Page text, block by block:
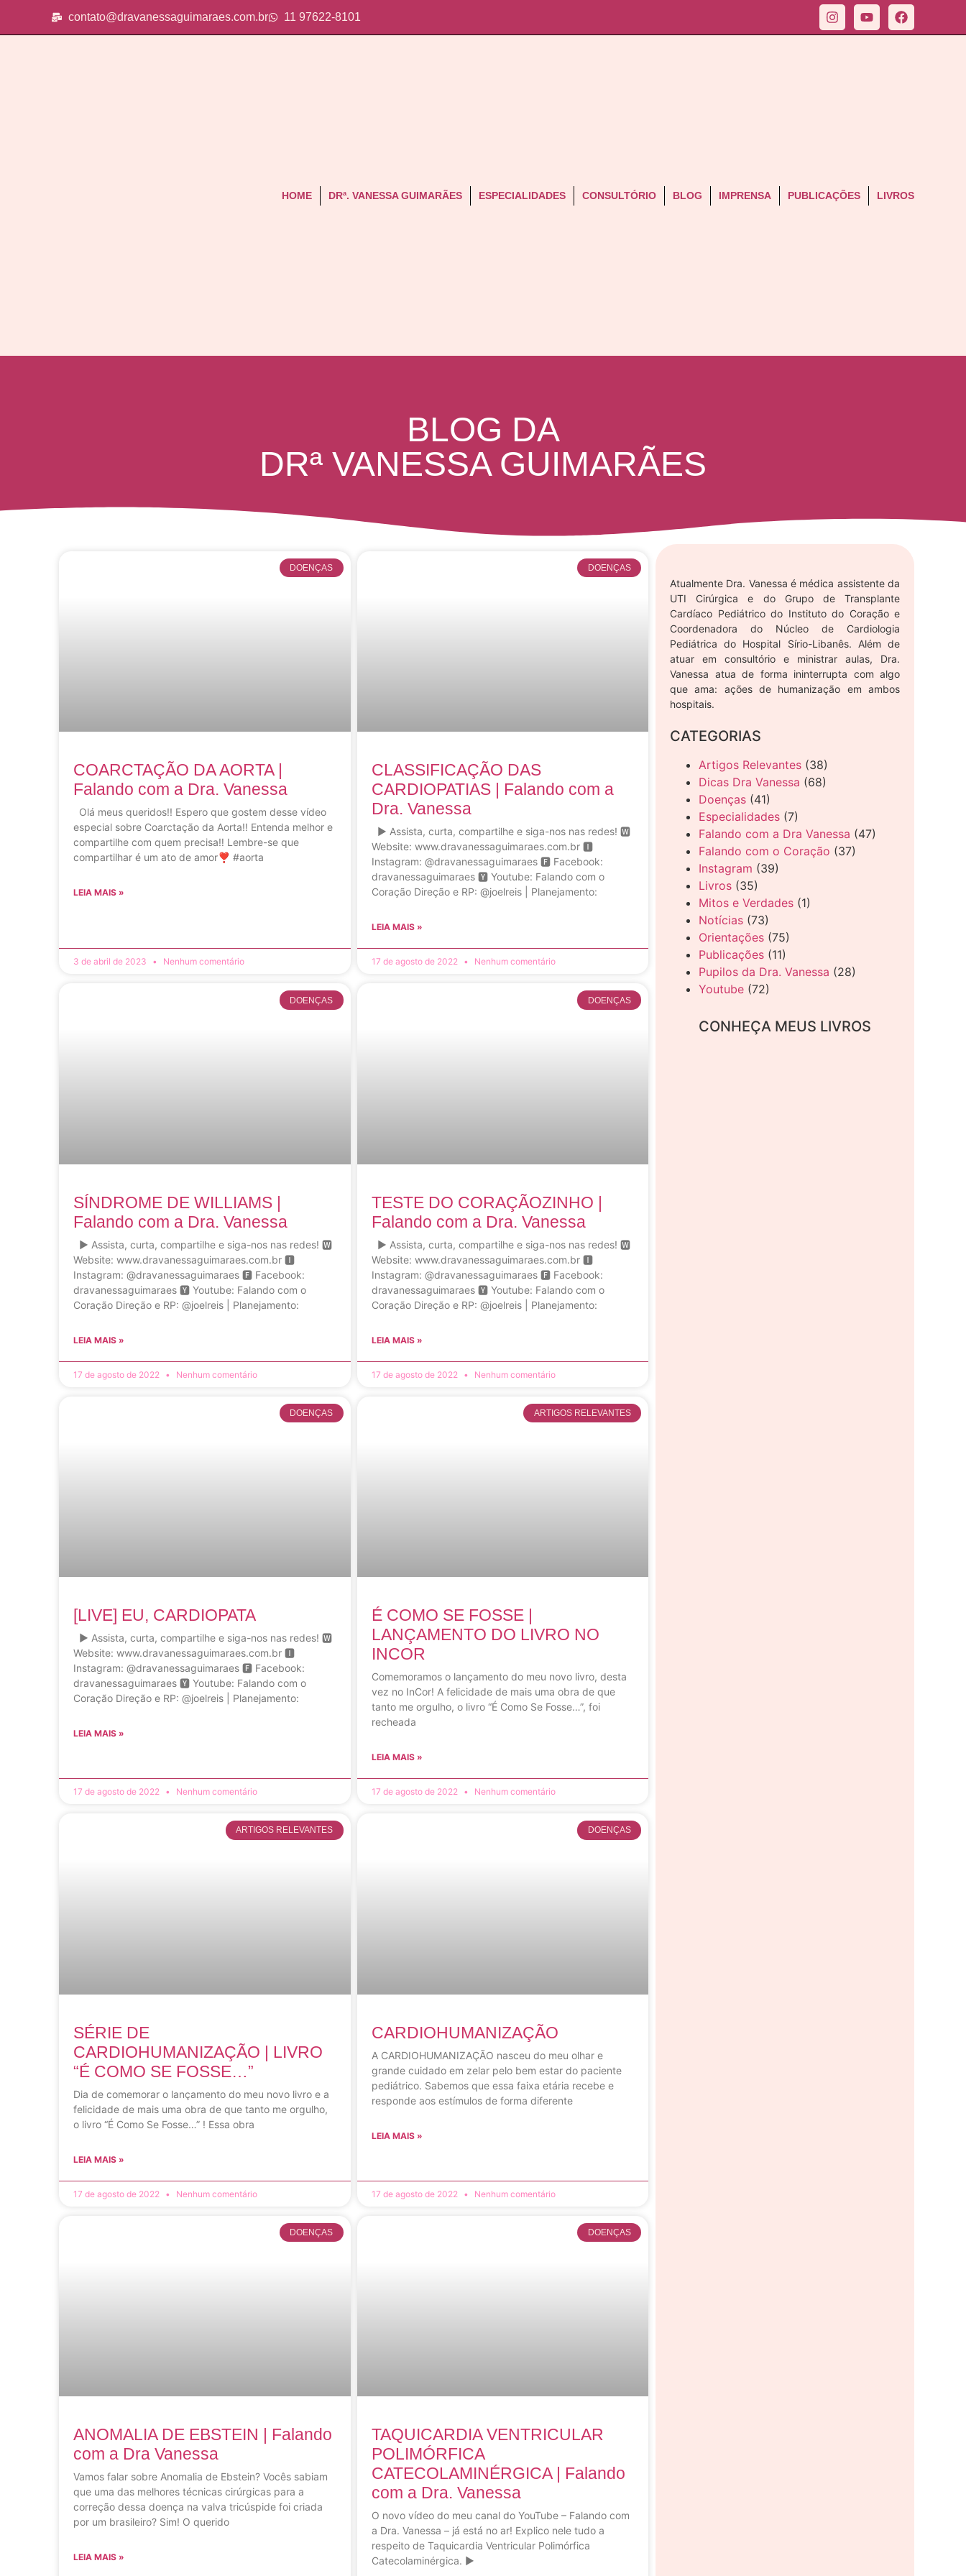
contato@dravanessaguimaraes.com.br 11 97622-8101
HOME DRª. VANESSA GUIMARÃES ESPECIALIDADES CONSULTÓRIO BLOG IMPRENSA PUBLICAÇÕES LIVROS
BLOG DA
DRª VANESSA GUIMARÃES
DOENÇAS
COARCTAÇÃO DA AORTA |
Falando com a Dra. Vanessa
Olá meus queridos!! Espero que gostem desse vídeo
especial sobre Coarctação da Aorta‼️ Entenda melhor e
compartilhe com quem precisa‼️ Lembre-se que
compartilhar é um ato de amor❣️ #aorta
LEIA MAIS »
3 de abril de 2023 Nenhum comentário
DOENÇAS
CLASSIFICAÇÃO DAS
CARDIOPATIAS | Falando com a
Dra. Vanessa
▶ Assista, curta, compartilhe e siga-nos nas redes! 🆆
Website: www.dravanessaguimaraes.com.br 🅸
Instagram: @dravanessaguimaraes 🅵 Facebook:
dravanessaguimaraes 🆈 Youtube: Falando com o
Coração Direção e RP: @joelreis | Planejamento:
LEIA MAIS »
17 de agosto de 2022 Nenhum comentário
DOENÇAS
SÍNDROME DE WILLIAMS |
Falando com a Dra. Vanessa
▶ Assista, curta, compartilhe e siga-nos nas redes! 🆆
Website: www.dravanessaguimaraes.com.br 🅸
Instagram: @dravanessaguimaraes 🅵 Facebook:
dravanessaguimaraes 🆈 Youtube: Falando com o
Coração Direção e RP: @joelreis | Planejamento:
LEIA MAIS »
17 de agosto de 2022 Nenhum comentário
DOENÇAS
TESTE DO CORAÇÃOZINHO |
Falando com a Dra. Vanessa
▶ Assista, curta, compartilhe e siga-nos nas redes! 🆆
Website: www.dravanessaguimaraes.com.br 🅸
Instagram: @dravanessaguimaraes 🅵 Facebook:
dravanessaguimaraes 🆈 Youtube: Falando com o
Coração Direção e RP: @joelreis | Planejamento:
LEIA MAIS »
17 de agosto de 2022 Nenhum comentário
DOENÇAS
[LIVE] EU, CARDIOPATA
▶ Assista, curta, compartilhe e siga-nos nas redes! 🆆
Website: www.dravanessaguimaraes.com.br 🅸
Instagram: @dravanessaguimaraes 🅵 Facebook:
dravanessaguimaraes 🆈 Youtube: Falando com o
Coração Direção e RP: @joelreis | Planejamento:
LEIA MAIS »
17 de agosto de 2022 Nenhum comentário
ARTIGOS RELEVANTES
É COMO SE FOSSE |
LANÇAMENTO DO LIVRO NO
INCOR
Comemoramos o lançamento do meu novo livro, desta
vez no InCor! A felicidade de mais uma obra de que
tanto me orgulho, o livro “É Como Se Fosse…”, foi
recheada
LEIA MAIS »
17 de agosto de 2022 Nenhum comentário
ARTIGOS RELEVANTES
SÉRIE DE
CARDIOHUMANIZAÇÃO | LIVRO
“É COMO SE FOSSE…”
Dia de comemorar o lançamento do meu novo livro e a
felicidade de mais uma obra de que tanto me orgulho,
o livro “É Como Se Fosse…” ! Essa obra
LEIA MAIS »
17 de agosto de 2022 Nenhum comentário
DOENÇAS
CARDIOHUMANIZAÇÃO
A CARDIOHUMANIZAÇÃO nasceu do meu olhar e
grande cuidado em zelar pelo bem estar do paciente
pediátrico. Sabemos que essa faixa etária recebe e
responde aos estímulos de forma diferente
LEIA MAIS »
17 de agosto de 2022 Nenhum comentário
DOENÇAS
ANOMALIA DE EBSTEIN | Falando
com a Dra Vanessa
Vamos falar sobre Anomalia de Ebstein? Vocês sabiam
que uma das melhores técnicas cirúrgicas para a
correção dessa doença na valva tricúspide foi criada
por um brasileiro? Sim! O querido
LEIA MAIS »
DOENÇAS
TAQUICARDIA VENTRICULAR
POLIMÓRFICA
CATECOLAMINÉRGICA | Falando
com a Dra. Vanessa
O novo vídeo do meu canal do YouTube – Falando com
a Dra. Vanessa – já está no ar! Explico nele tudo a
respeito de Taquicardia Ventricular Polimórfica
Catecolaminérgica. ▶
Atualmente Dra. Vanessa é médica assistente da
UTI Cirúrgica e do Grupo de Transplante
Cardíaco Pediátrico do Instituto do Coração e
Coordenadora do Núcleo de Cardiologia
Pediátrica do Hospital Sírio-Libanês. Além de
atuar em consultório e ministrar aulas, Dra.
Vanessa atua de forma ininterrupta com algo
que ama: ações de humanização em ambos
hospitais.
CATEGORIAS
Artigos Relevantes (38)
Dicas Dra Vanessa (68)
Doenças (41)
Especialidades (7)
Falando com a Dra Vanessa (47)
Falando com o Coração (37)
Instagram (39)
Livros (35)
Mitos e Verdades (1)
Notícias (73)
Orientações (75)
Publicações (11)
Pupilos da Dra. Vanessa (28)
Youtube (72)
CONHEÇA MEUS LIVROS